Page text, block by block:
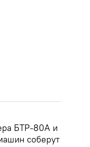
БТР-80А и
соберут